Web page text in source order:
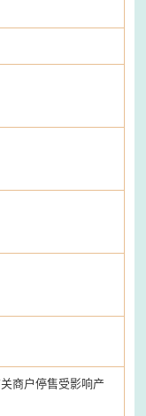
商户停售受影响产